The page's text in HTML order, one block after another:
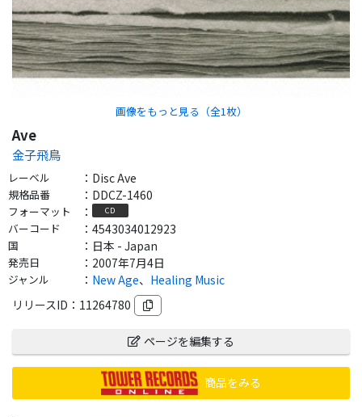
画像をもっと見る（全1 枚）
Ave
金子飛鳥
レーベル ： Disc Ave
規格品番 ： DDCZ-1460
フォーマット ： CD
バーコード ： 4543034012923
国 ： 日本 - Japan
発売日 ： 2007年7月4日
ジャンル ： New Age、 Healing Music
リリースID： 11264780
ページを編集する
商品をみる